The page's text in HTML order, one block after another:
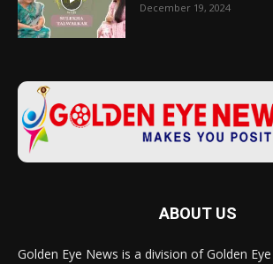
December 19, 2024
ABOUT US
Golden Eye News is a division of Golden